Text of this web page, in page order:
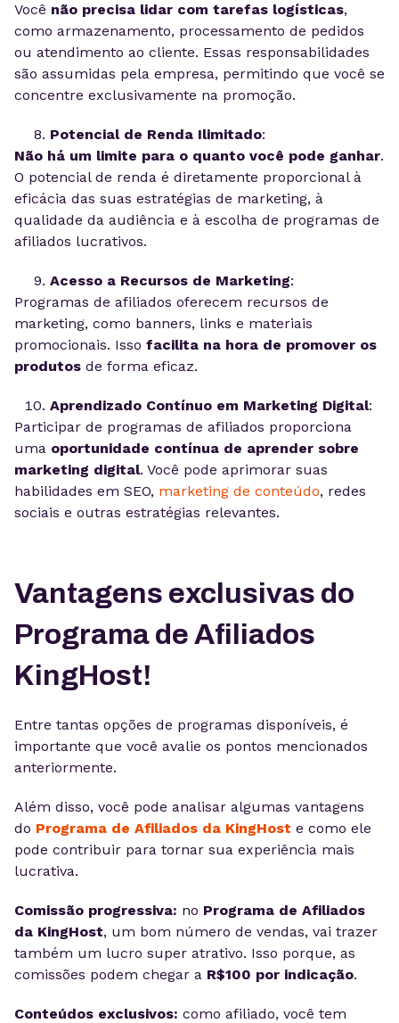
Você não precisa lidar com tarefas logísticas,
como armazenamento, processamento de pedidos
ou atendimento ao cliente. Essas responsabilidades
são assumidas pela empresa, permitindo que você se
concentre exclusivamente na promoção.
Potencial de Renda Ilimitado:
Não há um limite para o quanto você pode ganhar.
O potencial de renda é diretamente proporcional à
eficácia das suas estratégias de marketing, à
qualidade da audiência e à escolha de programas de
afiliados lucrativos.
Acesso a Recursos de Marketing:
Programas de afiliados oferecem recursos de
marketing, como banners, links e materiais
promocionais. Isso facilita na hora de promover os
produtos de forma eficaz.
Aprendizado Contínuo em Marketing Digital:
Participar de programas de afiliados proporciona
uma oportunidade contínua de aprender sobre
marketing digital. Você pode aprimorar suas
habilidades em SEO, marketing de conteúdo, redes
sociais e outras estratégias relevantes.
Vantagens exclusivas do
Programa de Afiliados
KingHost!
Entre tantas opções de programas disponíveis, é
importante que você avalie os pontos mencionados
anteriormente.
Além disso, você pode analisar algumas vantagens
do Programa de Afiliados da KingHost e como ele
pode contribuir para tornar sua experiência mais
lucrativa.
Comissão progressiva: no Programa de Afiliados
da KingHost, um bom número de vendas, vai trazer
também um lucro super atrativo. Isso porque, as
comissões podem chegar a R$100 por indicação.
Conteúdos exclusivos: como afiliado, você tem